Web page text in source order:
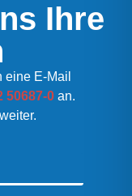
Ihre
E-Mail
50687-0 an.